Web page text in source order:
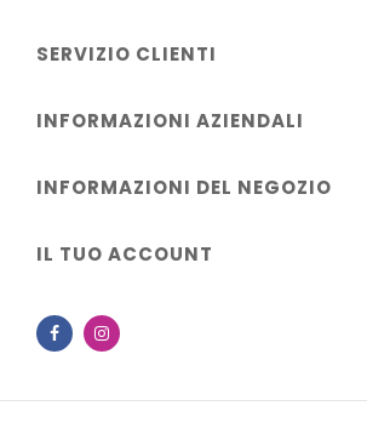
SERVIZIO CLIENTI
INFORMAZIONI AZIENDALI
INFORMAZIONI DEL NEGOZIO
IL TUO ACCOUNT
Facebook